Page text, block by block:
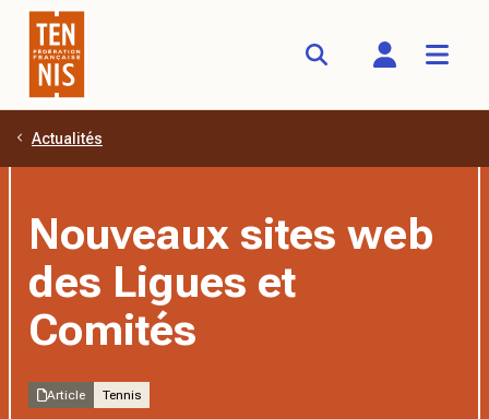
Aller au contenu principal
Actualités
Nouveaux sites web
des Ligues et
Comités
Article Tennis